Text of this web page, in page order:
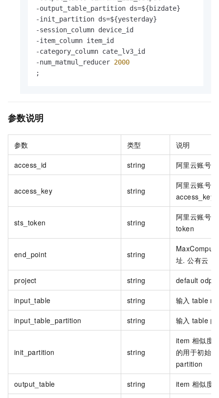
-output_table_partition ds=${bizdate}
-init_partition ds=${yesterday}
-session_column device_id
-item_column item_id
-category_column cate_lv3_id
-num_matmul_reducer 2000
;
参数说明
参数 类型 说明
access_id string 阿里云账号
access_key string
阿里云账号
access_key
sts_token string
阿里云账号
token
end_point string
MaxCompute
址. 公有云
project string default odps
input_table string 输入 table
input_table_partition string 输入 table 的
init_partition string
item 相似度
的用于初始
partition
output_table string item 相似度